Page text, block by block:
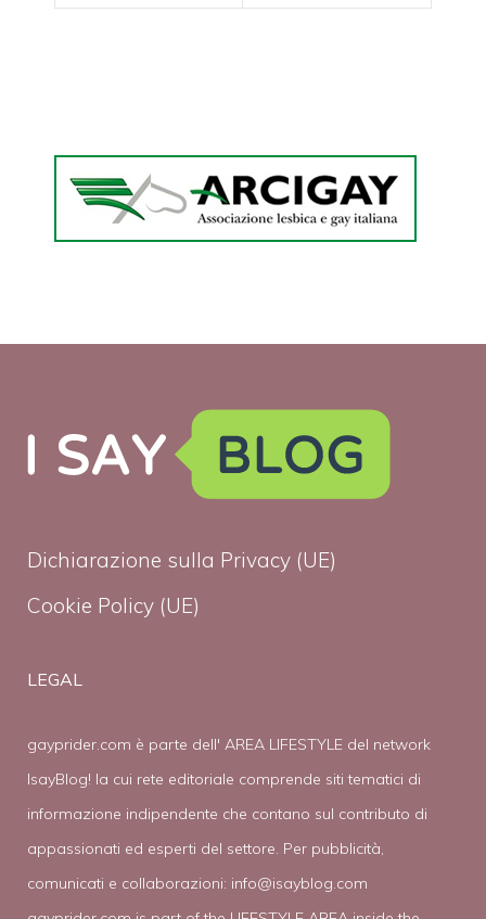
Dichiarazione sulla Privacy (UE)
Cookie Policy (UE)
LEGAL
gayprider.com è parte dell' AREA LIFESTYLE del network
IsayBlog! la cui rete editoriale comprende siti tematici di
informazione indipendente che contano sul contributo di
appassionati ed esperti del settore. Per pubblicità,
comunicati e collaborazioni: info@isayblog.com